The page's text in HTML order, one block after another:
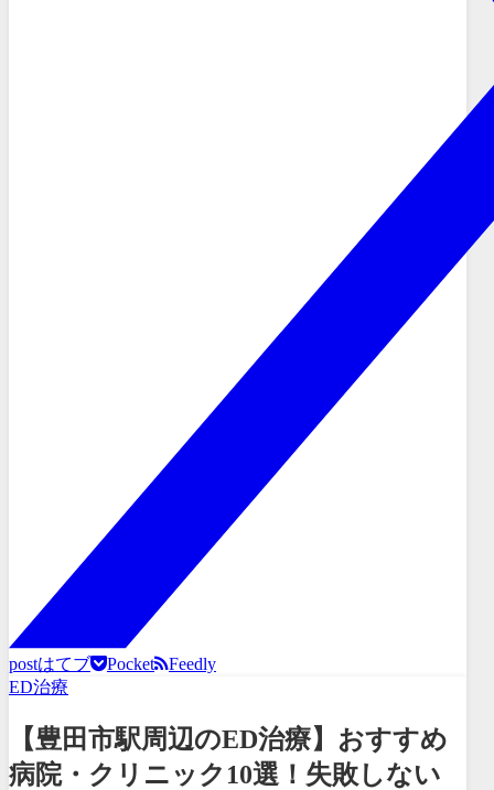
postはてブ Pocket
Feedly
ED治療
【豊田市駅周辺のED治療】おすすめ
病院・クリニック10選！失敗しない